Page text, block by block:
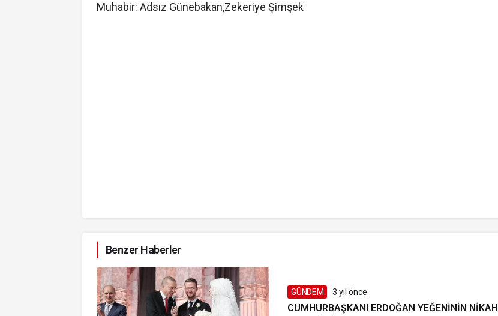
Muhabir: Adsız Günebakan,Zekeriye Şimşek
Benzer Haberler
GÜNDEM 3 yıl önce
CUMHURBAŞKANI ERDOĞAN YEĞENININ NIKAH